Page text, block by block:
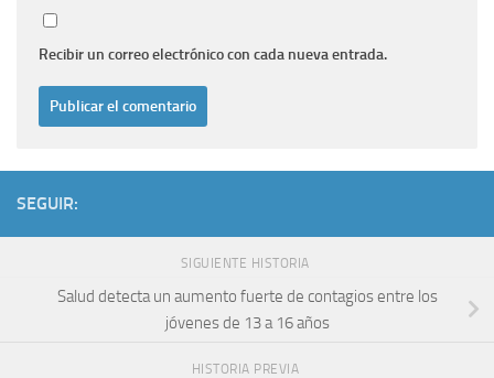
Recibir un correo electrónico con cada nueva entrada.
SEGUIR:
SIGUIENTE HISTORIA
Salud detecta un aumento fuerte de contagios entre los
jóvenes de 13 a 16 años
HISTORIA PREVIA